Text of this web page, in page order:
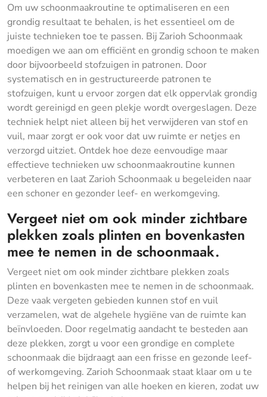
Om uw schoonmaakroutine te optimaliseren en een
grondig resultaat te behalen, is het essentieel om de
juiste technieken toe te passen. Bij Zarioh Schoonmaak
moedigen we aan om efficiënt en grondig schoon te maken
door bijvoorbeeld stofzuigen in patronen. Door
systematisch en in gestructureerde patronen te
stofzuigen, kunt u ervoor zorgen dat elk oppervlak grondig
wordt gereinigd en geen plekje wordt overgeslagen. Deze
techniek helpt niet alleen bij het verwijderen van stof en
vuil, maar zorgt er ook voor dat uw ruimte er netjes en
verzorgd uitziet. Ontdek hoe deze eenvoudige maar
effectieve technieken uw schoonmaakroutine kunnen
verbeteren en laat Zarioh Schoonmaak u begeleiden naar
een schoner en gezonder leef- en werkomgeving.
Vergeet niet om ook minder zichtbare
plekken zoals plinten en bovenkasten
mee te nemen in de schoonmaak.
Vergeet niet om ook minder zichtbare plekken zoals
plinten en bovenkasten mee te nemen in de schoonmaak.
Deze vaak vergeten gebieden kunnen stof en vuil
verzamelen, wat de algehele hygiëne van de ruimte kan
beïnvloeden. Door regelmatig aandacht te besteden aan
deze plekken, zorgt u voor een grondige en complete
schoonmaak die bijdraagt aan een frisse en gezonde leef-
of werkomgeving. Zarioh Schoonmaak staat klaar om u te
helpen bij het reinigen van alle hoeken en kieren, zodat uw